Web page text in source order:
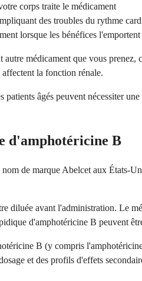
corps traite le médicament
des troubles du rythme
lorsque les bénéfices
autre médicament que vous
la fonction rénale.
âgés peuvent nécessiter
d'amphotéricine B
de marque Abelcet aux États-
diluée avant l'administration. Le
d'amphotéricine B peuvent
B (y compris
et des profils d'effets